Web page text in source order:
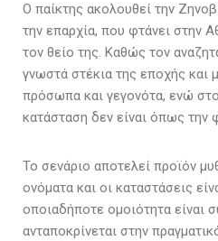
Ο παίκτης ακολουθεί την
την επαρχία, που φτάνει στην
τον θείο της. Καθώς τον
γνωστά στέκια της εποχής και
πρόσωπα και γεγονότα, ενώ
κατάσταση δεν είναι όπως την
Το σενάριο αποτελεί προϊόν
ονόματα και οι καταστάσεις
οποιαδήποτε ομοιότητα είναι
ανταποκρίνεται στην